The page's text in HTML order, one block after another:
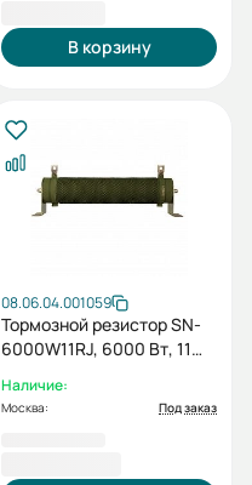
В корзину
08.06.04.001059
Тормозной резистор SN-
6000W11RJ, 6000 Вт, 11
Наличие:
Москва: Под заказ